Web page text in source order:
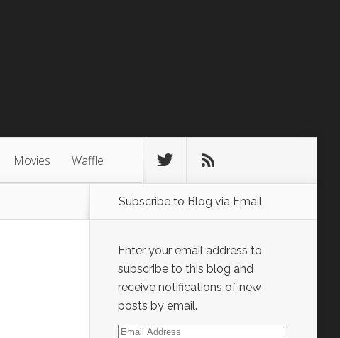
Movies Waffle
Subscribe to Blog via Email
Enter your email address to
subscribe to this blog and
receive notifications of new
posts by email.
Email